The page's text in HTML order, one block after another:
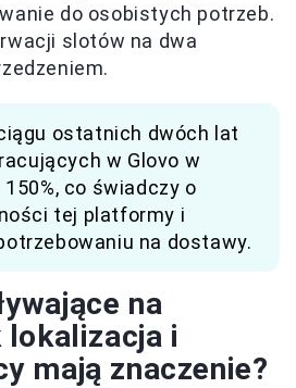
do osobistych potrzeb.
slotów na dwa
ostatnich dwóch lat
w Glovo w
co świadczy o
tej platformy i
na dostawy.
na
i
mają znaczenie?